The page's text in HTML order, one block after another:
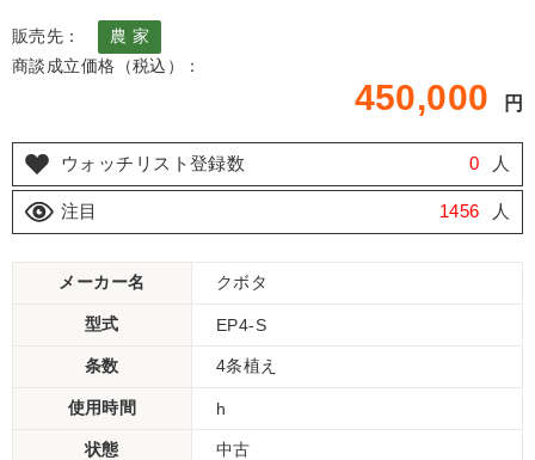
販売先：
農 家
商談成立価格（税込）：
450,000 円
ウォッチリスト登録数 0 人
注目 1456 人
メーカー名 クボタ
型式 EP4-S
条数 4条植え
使用時間 h
状態 中古